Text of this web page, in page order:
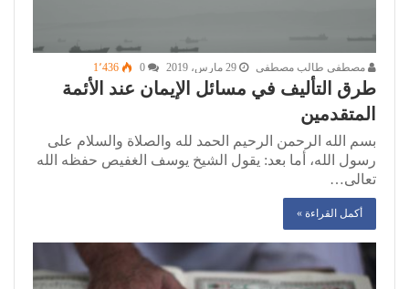
مصطفى طالب مصطفى 29 مارس، 2019 1٬436
طرق التأليف في مسائل الإيمان عند الأئمة
المتقدمين
بسم الله الرحمن الرحيم الحمد لله والصلاة والسلام على
رسول الله، أما بعد: يقول الشيخ يوسف الغفيص حفظه الله
تعالى…
أكمل القراءة »